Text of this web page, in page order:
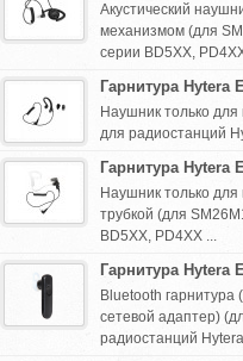
Акустический
механизмом (для
серии BD5XX,
Гарнитура Hytera
Наушник только
для радиостанций
Гарнитура Hytera
Наушник только для
трубкой (для
BD5XX, PD4XX ...
Гарнитура Hytera
Bluetooth гарнитура
сетевой адаптер)
радиостанций